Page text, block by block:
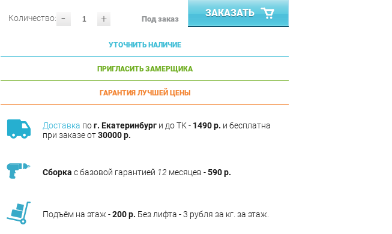
- +
Количество: Под заказ
ЗАКАЗАТЬ
УТОЧНИТЬ НАЛИЧИЕ
ПРИГЛАСИТЬ ЗАМЕРЩИКА
ГАРАНТИЯ ЛУЧШЕЙ ЦЕНЫ
Доставка пог. Екатеринбург и до ТК - 1490 р. и бесплатна
при заказе от30000 р.
Сборка с базовой гарантией 12 месяцев -590 р.
Подъём на этаж -200 р. Без лифта - 3 рубля за кг. за этаж.